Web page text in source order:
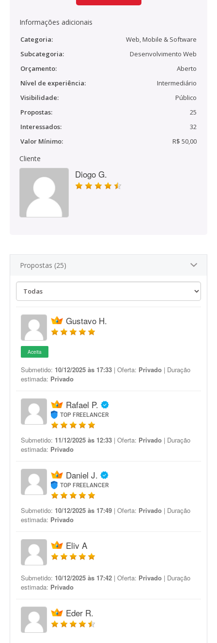
Informações adicionais
Categoria:
Web, Mobile & Software
Subcategoria:
Desenvolvimento Web
Orçamento:
Aberto
Nível de experiência:
Intermediário
Visibilidade:
Público
Propostas:
25
Interessados:
32
Valor Mínimo:
R$ 50,00
Cliente
Diogo G.
Propostas (25)
Gustavo H.
Aceita
Submetido: 10/12/2025 às 17:33 | Oferta: Privado | Duração
estimada: Privado
Rafael P.
TOP FREELANCER
Submetido: 11/12/2025 às 12:33 | Oferta: Privado | Duração
estimada: Privado
Daniel J.
TOP FREELANCER
Submetido: 10/12/2025 às 17:49 | Oferta: Privado | Duração
estimada: Privado
Eliv A
Submetido: 10/12/2025 às 17:42 | Oferta: Privado | Duração
estimada: Privado
Eder R.